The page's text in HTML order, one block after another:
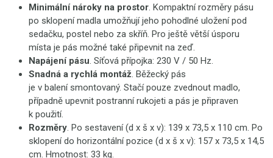
Minimální nároky na prostor. Kompaktní rozměry pásu
po sklopení madla umožňují jeho pohodlné uložení pod
sedačku, postel nebo za skříň. Pro ještě větší úsporu
místa je pás možné také připevnit na zeď.
Napájení pásu. Síťová přípojka: 230 V / 50 Hz.
Snadná a rychlá montáž. Běžecký pás
je v balení smontovaný. Stačí pouze zvednout madlo,
případně upevnit postranní rukojeti a pás je připraven
k použití.
Rozměry. Po sestavení (d x š x v): 139 x 73,5 x 110 cm. Po
sklopení do horizontální pozice (d x š x v): 157 x 73,5 x 14,5
cm. Hmotnost: 33 kg.